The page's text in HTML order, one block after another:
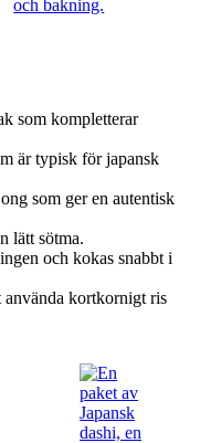
som kompletterar
är typisk för japansk
som ger en autentisk
lätt sötma.
och kokas snabbt i
använda kortkornigt ris